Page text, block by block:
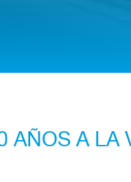
AÑOS A LA